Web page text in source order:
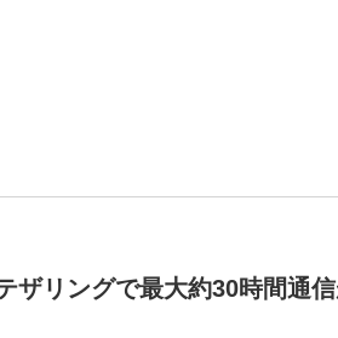
ザリングで最大約30時間通